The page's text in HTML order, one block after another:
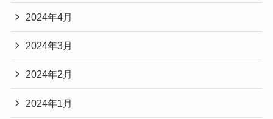
2024年4月
2024年3月
2024年2月
2024年1月